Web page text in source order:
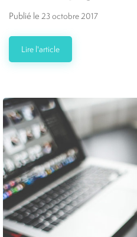
Publié le 23 octobre 2017
Lire l'article